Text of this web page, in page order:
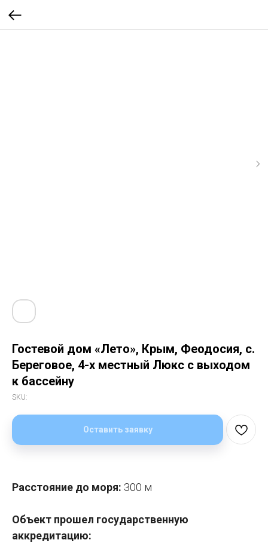
Гостевой дом «Лето», Крым, Феодосия, с.
Береговое, 4-х местный Люкс с выходом
к бассейну
SKU:
Оставить заявку
Расстояние до моря: 300 м
Объект прошел государственную
аккредитацию: